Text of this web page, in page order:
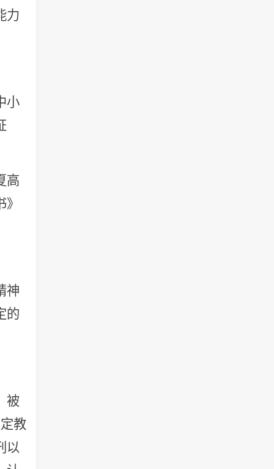
力
小
高
神
的
被
教
以